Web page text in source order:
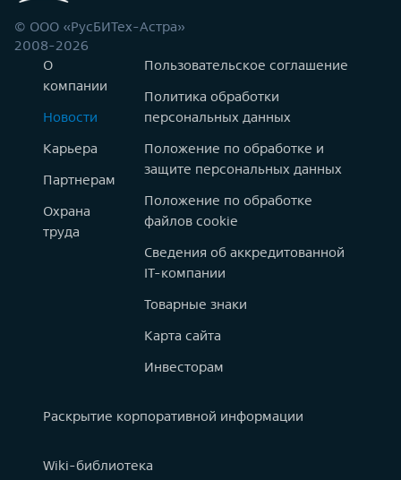
© ООО «РусБИТех-Астра»
2008-2026
О
компании
Новости
Карьера
Партнерам
Охрана
труда
Пользовательское соглашение
Политика обработки
персональных данных
Положение по обработке и
защите персональных данных
Положение по обработке
файлов cookie
Сведения об аккредитованной
IT-компании
Товарные знаки
Карта сайта
Инвесторам
Раскрытие корпоративной информации
Wiki-библиотека